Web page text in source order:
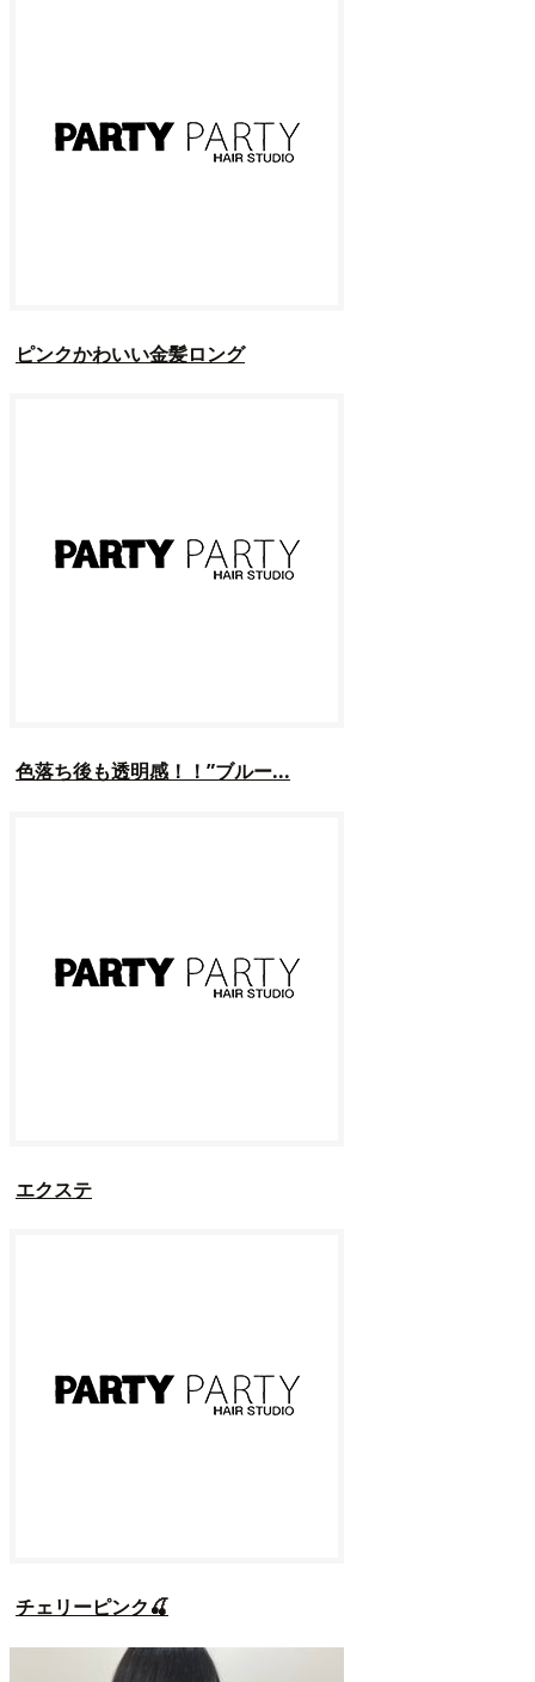
ピンクかわいい金髪ロング
色落ち後も透明感！！”ブルー...
エクステ
チェリーピンク🍒